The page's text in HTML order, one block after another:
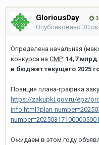
GloriousDay
Опубликовано 30
Определена начальная
конкурса на СМР: 14,7
в бюджет текущего 2025
Позиция плана-графика
https://zakupki.gov.ru/epz/
info.html?plan-
Ожидаем в этом году